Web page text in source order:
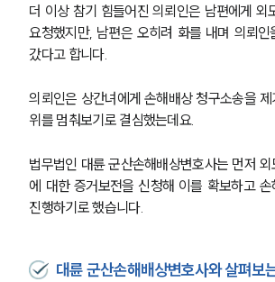
더 이상 참기 힘들어진 의뢰인은 남편에게 외
요청했지만, 남편은 오히려 화를 내며 의뢰
갔다고 합니다.
의뢰인은 상간녀에게 손해배상 청구소송을
위를 멈춰보기로 결심했는데요.
법무법인 대륜 군산손해배상변호사는 먼저
에 대한 증거보전을 신청해 이를 확보하고
진행하기로 했습니다.
대륜 군산손해배상변호사와 살펴보